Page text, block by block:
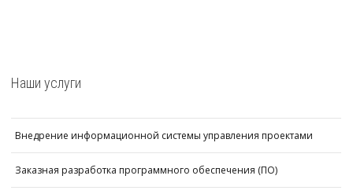
Наши услуги
Внедрение информационной системы управления проектами
Заказная разработка программного обеспечения (ПО)